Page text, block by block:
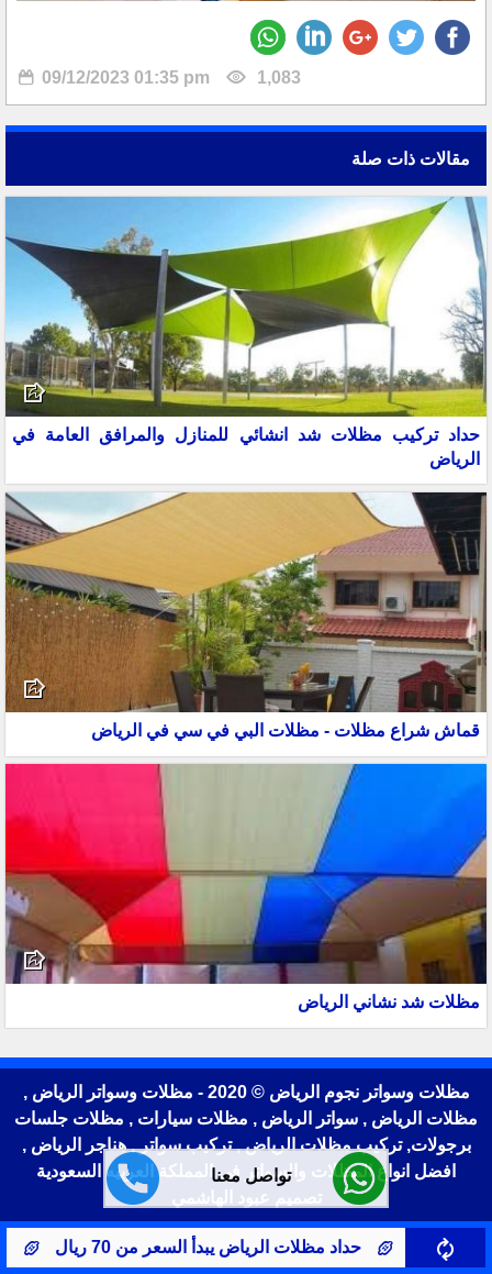
تواصل معنا
الرياض يبدأ السعر من 70 ريال مظلات سيارات حي النرجس
09/12/2023 01:35 pm 1,083
مقالات ذات صلة
حداد تركيب مظلات شد انشائي للمنازل والمرافق العامة في
الرياض
قماش شراع مظلات - مظلات البي في سي في الرياض
مظلات شد نشاني الرياض
مظلات وسواتر نجوم الرياض © 2020 - مظلات وسواتر الرياض ,
مظلات الرياض , سواتر الرياض , مظلات سيارات , مظلات جلسات
برجولات, تركيب مظلات الرياض , تركيب سواتر , هناجر الرياض ,
افضل انواع المظلات والسواتر في المملكة العربيه السعودية
تصميم عبود الهاشمي